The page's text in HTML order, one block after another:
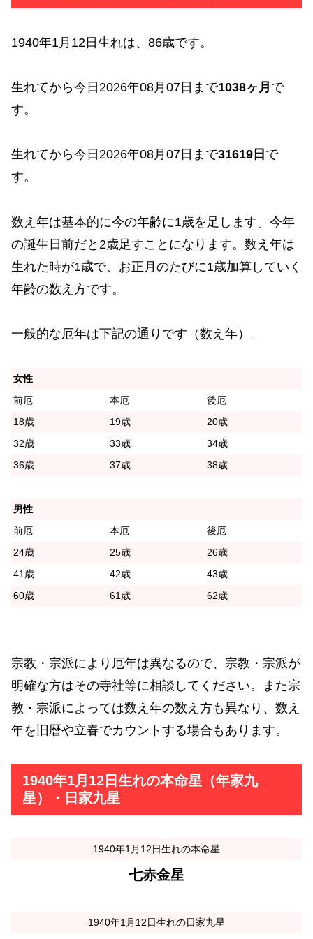
1940年1月12日生れは、86歳です。
生れてから今日2026年08月07日まで1038ヶ月 で
す。
生れてから今日2026年08月07日まで31619日 で
す。
数え年は基本的に今の年齢に1歳を足します。今年
の誕生日前だと2歳足すことになります。数え年は
生れた時が1歳で、お正月のたびに1歳加算していく
年齢の数え方です。
一般的な厄年は下記の通りです（数え年）。
女性
前厄
本厄
後厄
18歳
19歳
20歳
32歳
33歳
34歳
36歳
37歳 38歳
男性
前厄
本厄
後厄
24歳
25歳
26歳
41歳
42歳
43歳
60歳
61歳 62歳
宗教・宗派により厄年は異なるので、宗教・宗派が
明確な方はその寺社等に相談してください。また宗
教・宗派によっては数え年の数え方も異なり、数え
年を旧暦や立春でカウントする場合もあります。
1940年1月12日生れの本命星（年家九
星）・日家九星
1940年1月12日生れの本命星
七赤金星
1940年1月12日生れの日家九星